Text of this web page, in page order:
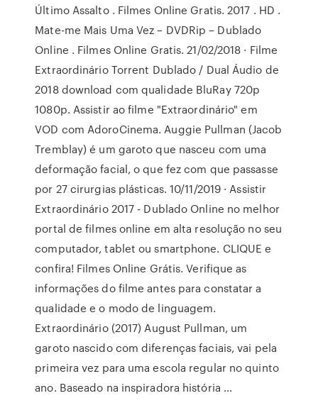
Último Assalto . Filmes Online Gratis. 2017 . HD .
Mate-me Mais Uma Vez – DVDRip – Dublado
Online . Filmes Online Gratis. 21/02/2018 · Filme
Extraordinário Torrent Dublado / Dual Áudio de
2018 download com qualidade BluRay 720p
1080p. Assistir ao filme "Extraordinário" em
VOD com AdoroCinema. Auggie Pullman (Jacob
Tremblay) é um garoto que nasceu com uma
deformação facial, o que fez com que passasse
por 27 cirurgias plásticas. 10/11/2019 · Assistir
Extraordinário 2017 - Dublado Online no melhor
portal de filmes online em alta resolução no seu
computador, tablet ou smartphone. CLIQUE e
confira! Filmes Online Grátis. Verifique as
informações do filme antes para constatar a
qualidade e o modo de linguagem.
Extraordinário (2017) August Pullman, um
garoto nascido com diferenças faciais, vai pela
primeira vez para uma escola regular no quinto
ano. Baseado na inspiradora história …